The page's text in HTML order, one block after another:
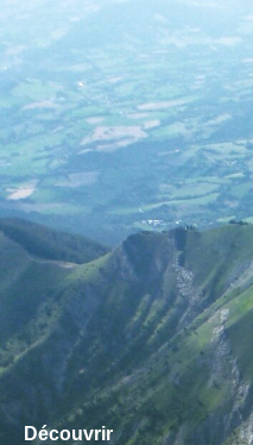
Découvrir